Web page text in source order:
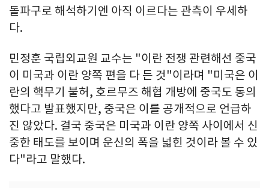
돌파구로 해석하기엔 아직 이르다는 관측이 우세하
다.
민정훈 국립외교원 교수는 "이란 전쟁 관련해선 중국
이 미국과 이란 양쪽 편을 다 든 것"이라며 "미국은 이
란의 핵무기 불허, 호르무즈 해협 개방에 중국도 동의
했다고 발표했지만, 중국은 이를 공개적으로 언급하
진 않았다. 결국 중국은 미국과 이란 양쪽 사이에서 신
중한 태도를 보이며 운신의 폭을 넓힌 것이라 볼 수 있
다"라고 말했다.